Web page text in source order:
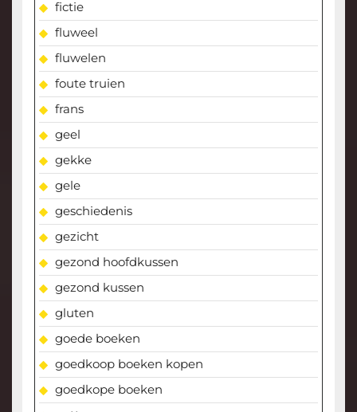
fictie
fluweel
fluwelen
foute truien
frans
geel
gekke
gele
geschiedenis
gezicht
gezond hoofdkussen
gezond kussen
gluten
goede boeken
goedkoop boeken kopen
goedkope boeken